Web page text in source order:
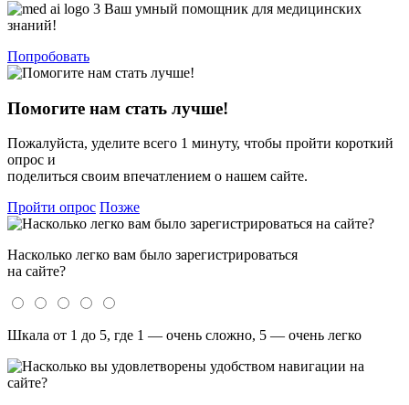
Ваш умный помощник для медицинских
знаний!
Попробовать
Помогите нам стать лучше!
Пожалуйста, уделите всего 1 минуту, чтобы пройти короткий
опрос и
поделиться своим впечатлением о нашем сайте.
Пройти опрос Позже
Насколько легко вам было зарегистрироваться
на сайте?
Шкала от 1 до 5, где 1 — очень сложно, 5 — очень легко